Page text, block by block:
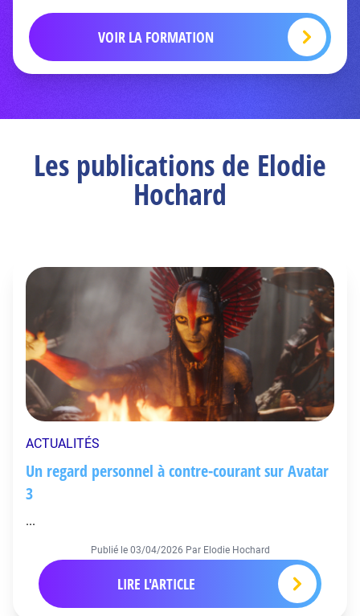
VOIR LA FORMATION
Les publications de Elodie
Hochard
ACTUALITÉS
Un regard personnel à contre-courant sur Avatar
3
...
Publié le 03/04/2026 Par Elodie Hochard
LIRE L'ARTICLE